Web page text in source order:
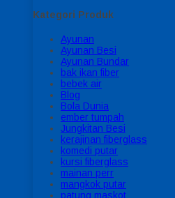
Kategori Produk
Ayunan
Ayunan Besi
Ayunan Bundar
bak ikan fiber
bebek air
Blog
Bola Dunia
ember tumpah
Jungkitan Besi
kerajinan fiberglass
komedi putar
kursi fiberglass
mainan perr
mangkok putar
patung maskot